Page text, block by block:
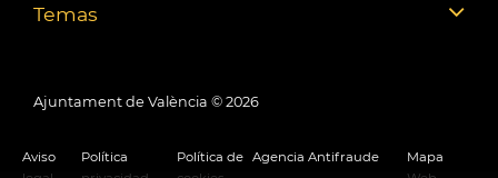
Temas
Ajuntament de València © 2026
Aviso
Política
Política de Agencia Antifraude
Mapa